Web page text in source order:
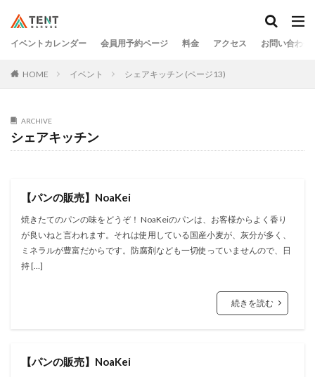
イベントカレンダー 会員用予約ページ 料金 アクセス お問い合わせ
HOME イベント シェアキッチン (ページ13)
ARCHIVE
シェアキッチン
【パンの販売】NoaKei
焼きたてのパンの味をどうぞ！ NoaKeiのパンは、お客様からよく香り
が良いねと言われます。それは使用している国産小麦が、灰分が多く、
ミネラルが豊富だからです。防腐剤なども一切使っていませんので、日
持 […]
続きを読む
【パンの販売】NoaKei